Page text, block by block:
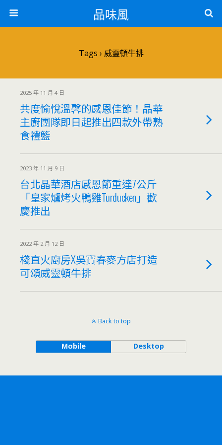
品味風
Tags › 威靈頓牛排
2025 年 11 月 4 日
共度愉悅溫馨的感恩佳節！晶華
主廚團隊即日起推出四款外帶熟
食禮籃
2023 年 11 月 9 日
台北晶華酒店感恩節重達7公斤
「皇家爐烤火鴨雞Turducken」歡
慶推出
2022 年 2 月 12 日
棧直火廚房X吳寶春麥方店打造
可頌威靈頓牛排
Back to top
Mobile Desktop